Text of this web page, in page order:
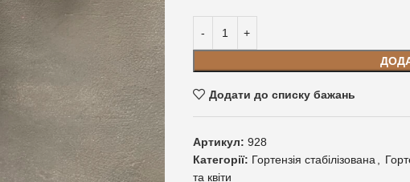
Додати до списку бажань
Артикул: 928
Категорії: Гортензія стабілізована
та квіти